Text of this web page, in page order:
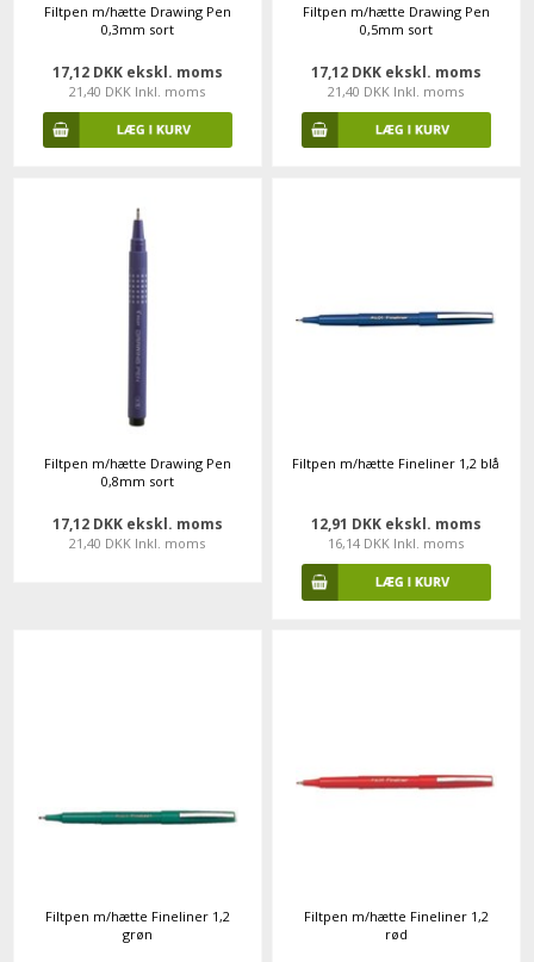
Filtpen m/hætte Drawing Pen
0,3mm sort
17,12 DKK ekskl. moms
21,40 DKK Inkl. moms
Filtpen m/hætte Drawing Pen
0,5mm sort
17,12 DKK ekskl. moms
21,40 DKK Inkl. moms
Filtpen m/hætte Drawing Pen
0,8mm sort
17,12 DKK ekskl. moms
21,40 DKK Inkl. moms
Filtpen m/hætte Fineliner 1,2 blå
12,91 DKK ekskl. moms
16,14 DKK Inkl. moms
Filtpen m/hætte Fineliner 1,2
grøn
Filtpen m/hætte Fineliner 1,2
rød